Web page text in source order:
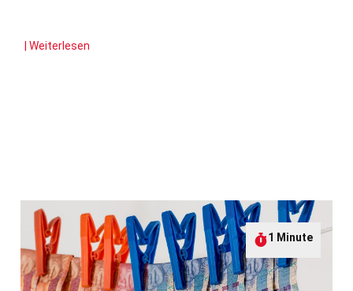
| Weiterlesen
1 Minute